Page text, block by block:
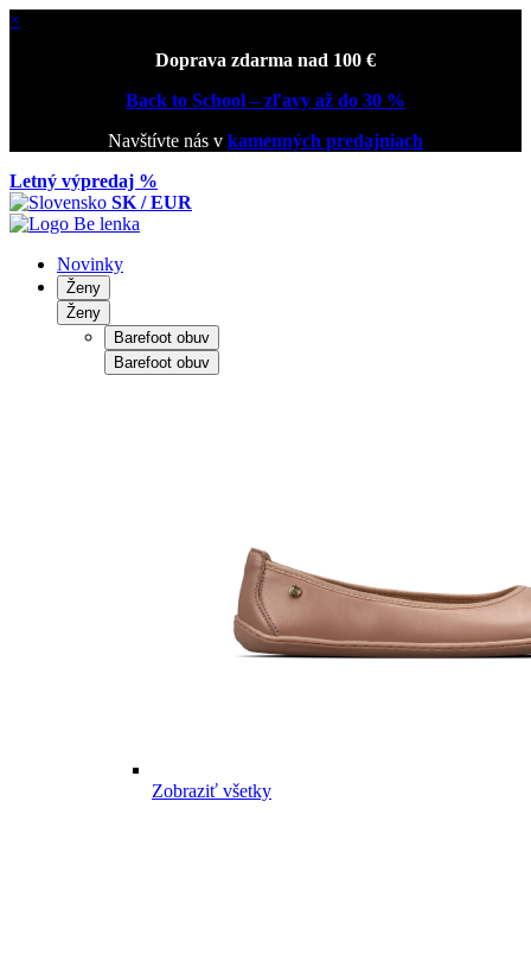
×
Doprava zdarma nad 100 €
Back to School – zľavy až do 30 %
Navštívte nás v kamenných predajniach
Letný výpredaj %
SK / EUR
Novinky
Ženy
Ženy
Barefoot obuv
Barefoot obuv
Zobraziť všetky